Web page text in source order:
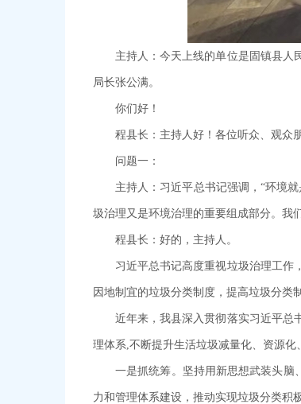
主持人：今天上线的单位是固镇县人
局长张公满。
你们好！
程县长：主持人好！各位听众、观众
问题一：
主持人：习近平总书记强调，“环境
圾治理又是环境治理的重要组成部分。我
程县长：好的，主持人。
习近平总书记高度重视垃圾治理工作
因地制宜的垃圾分类制度，提高垃圾分类
近年来，我县深入贯彻落实习近平总
理体系,不断提升生活垃圾减量化、资源化
一是抓统筹。坚持用新思想武装头脑
力和管理体系建设，推动实现垃圾分类积